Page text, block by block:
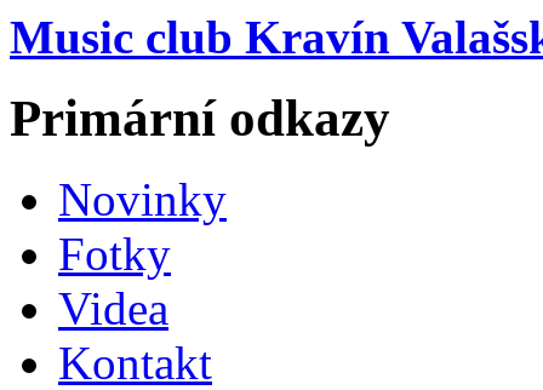
Music club Kravín
Primární odkazy
Novinky
Fotky
Videa
Kontakt